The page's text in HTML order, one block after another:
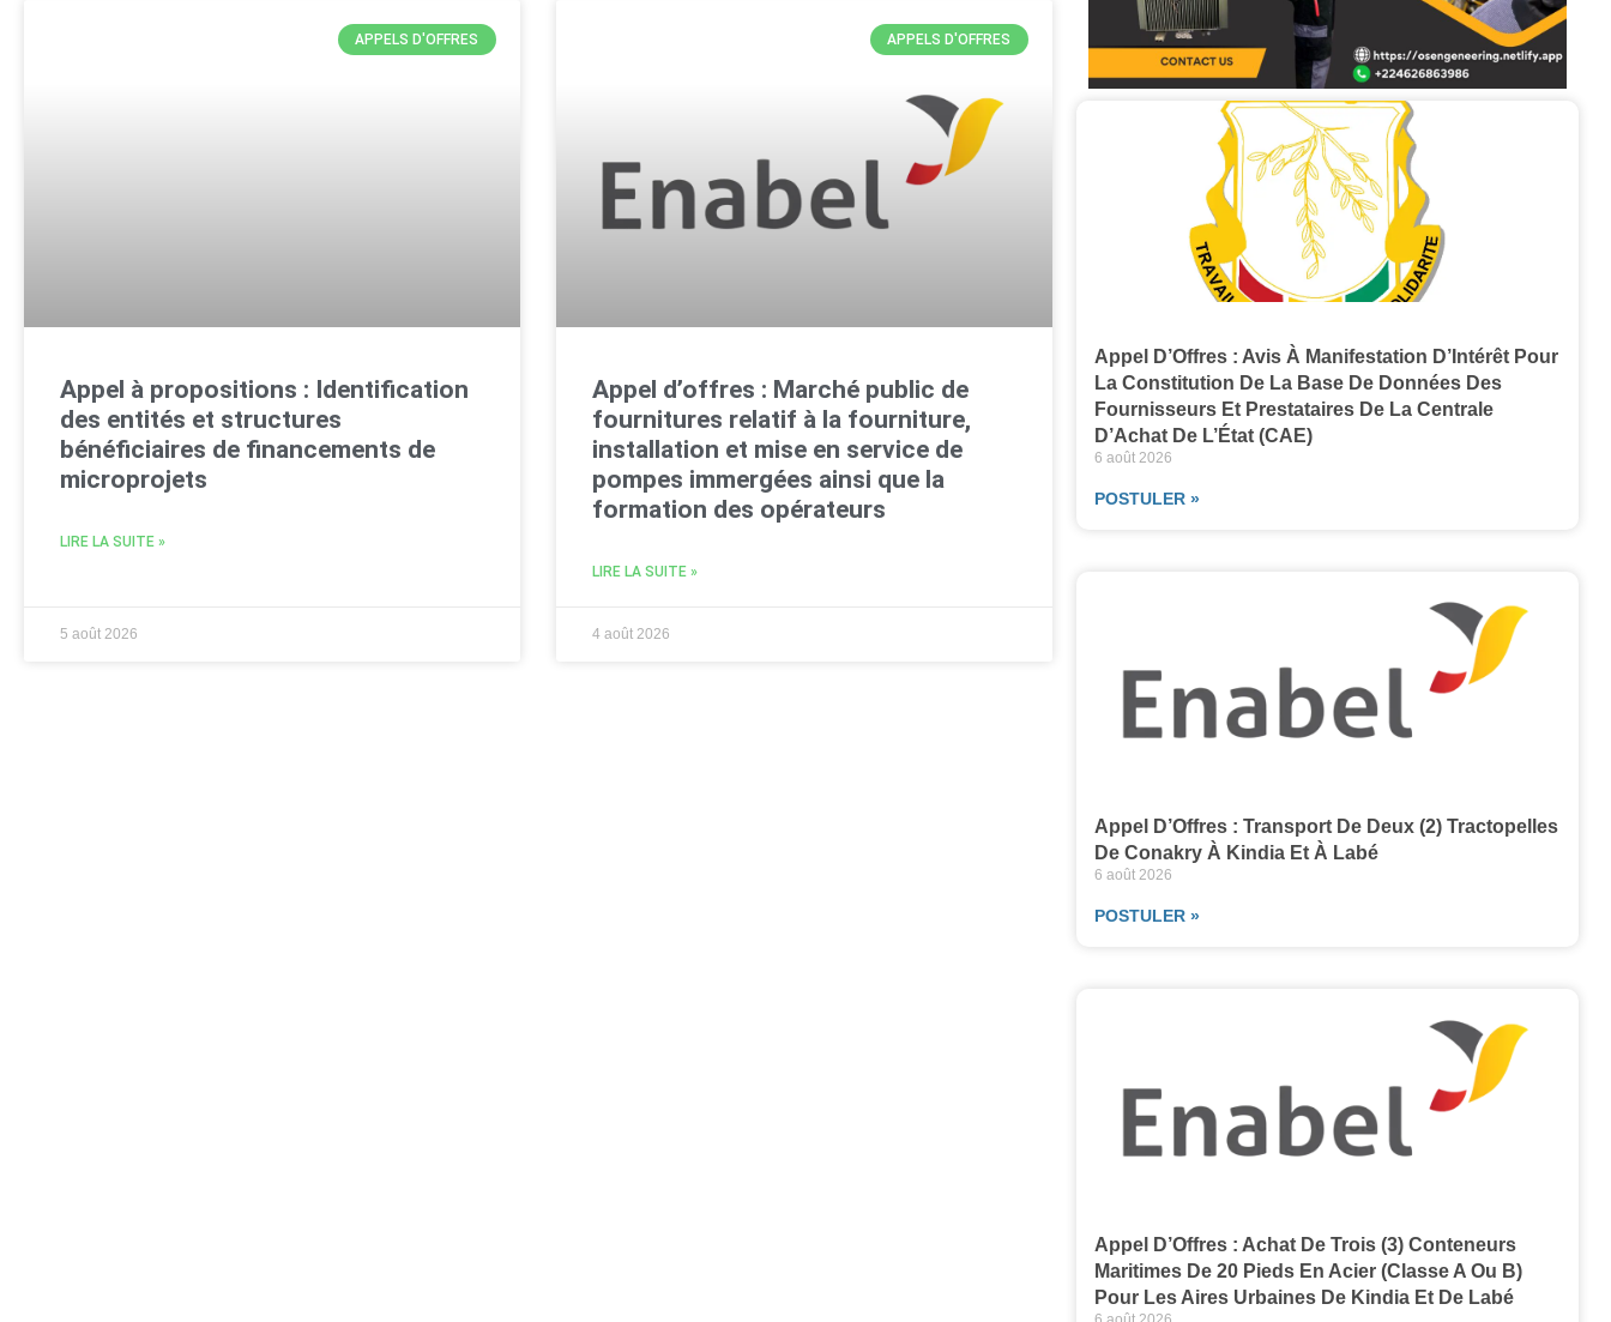
APPELS D'OFFRES
Appel à propositions : Identification
des entités et structures
bénéficiaires de financements de
microprojets
LIRE LA SUITE »
5 août 2026
APPELS D'OFFRES
Appel d’offres : Marché public de
fournitures relatif à la fourniture,
installation et mise en service de
pompes immergées ainsi que la
formation des opérateurs
LIRE LA SUITE »
4 août 2026
Appel D’Offres : Avis À Manifestation D’Intérêt Pour
La Constitution De La Base De Données Des
Fournisseurs Et Prestataires De La Centrale
D’Achat De L’État (CAE)
6 août 2026
POSTULER »
Appel D’Offres : Transport De Deux (2) Tractopelles
De Conakry À Kindia Et À Labé
6 août 2026
POSTULER »
Appel D’Offres : Achat De Trois (3) Conteneurs
Maritimes De 20 Pieds En Acier (classe A Ou B)
Pour Les Aires Urbaines De Kindia Et De Labé